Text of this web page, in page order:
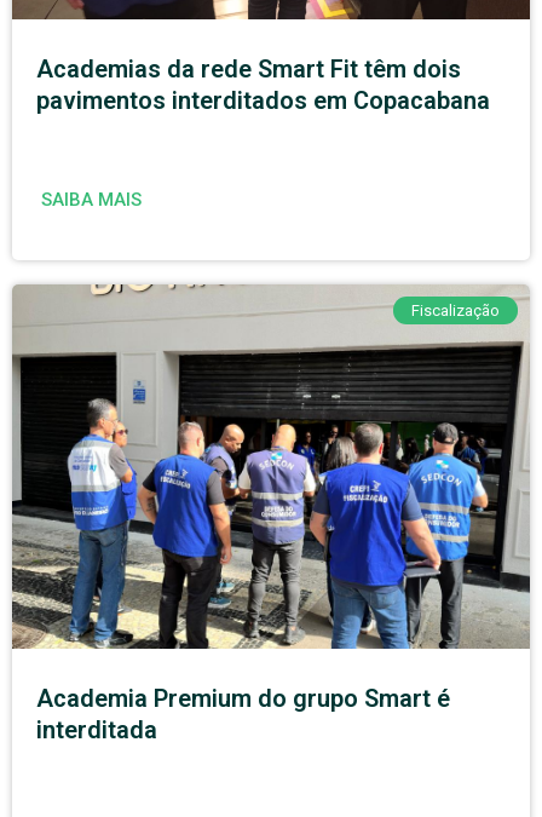
Academias da rede Smart Fit têm dois
pavimentos interditados em Copacabana
SAIBA MAIS
Fiscalização
Academia Premium do grupo Smart é
interditada